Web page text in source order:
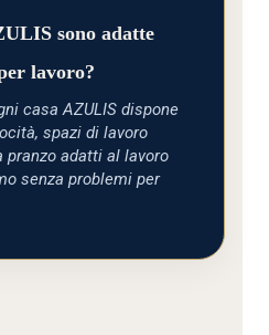
sono adatte
lavoro?
casa AZULIS dispone
spazi di lavoro
adatti al lavoro
senza problemi per